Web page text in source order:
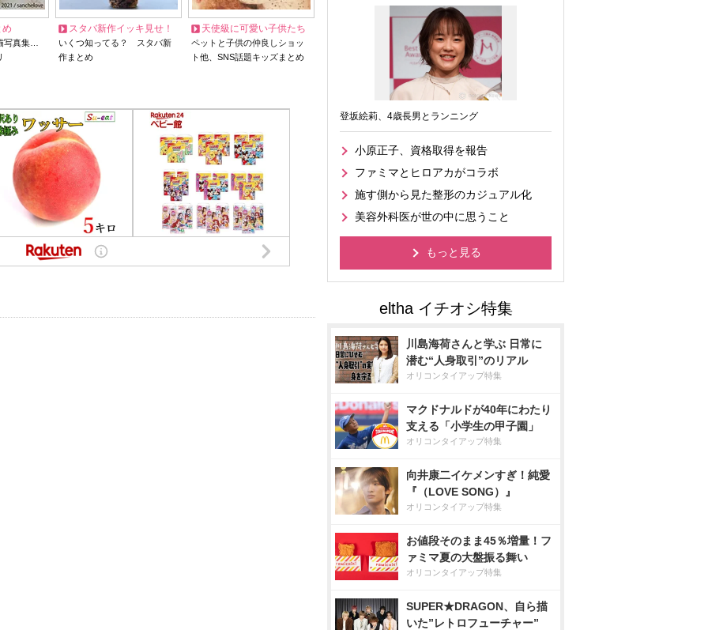
め
写真集…
スタバ新作イッキ見せ！
いくつ知ってる？ スタバ新
作まとめ
天使級に可愛い子供たち
ペットと子供の仲良しショッ
ト他、SNS話題キッズまとめ
登坂絵莉、4歳長男とランニング
小原正子、資格取得を報告
ファミマとヒロアカがコラボ
施す側から見た整形のカジュアル化
美容外科医が世の中に思うこと
もっと見る
川島海荷さんと学ぶ 日常に
潜む“人身取引”のリアル
オリコンタイアップ特集
マクドナルドが40年にわたり
支える「小学生の甲子園」
オリコンタイアップ特集
向井康二イケメンすぎ！純愛
『（LOVE SONG）』
オリコンタイアップ特集
お値段そのまま45％増量！フ
ァミマ夏の大盤振る舞い
オリコンタイアップ特集
SUPER★DRAGON、自ら描
いた”レトロフューチャー”